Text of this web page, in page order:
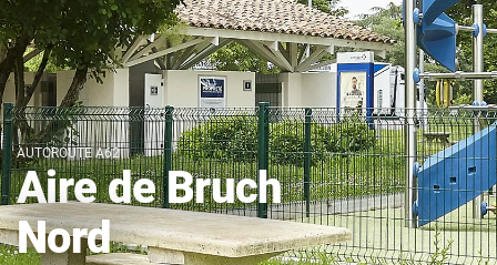
AUTOROUTE A62
Aire de Bruch
Nord